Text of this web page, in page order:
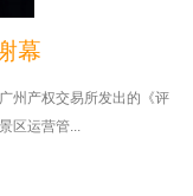
幕
州产权交易所发出的《评
区运营管...